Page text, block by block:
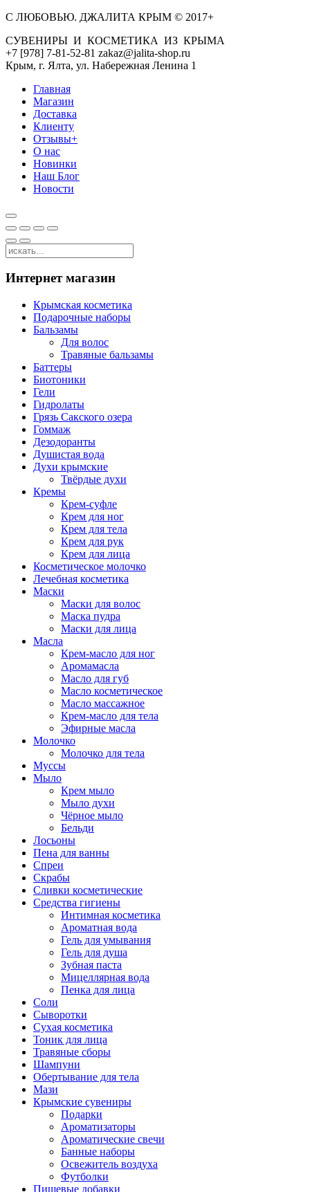
С ЛЮБОВЬЮ. ДЖАЛИТА КРЫМ © 2017+
СУВЕНИРЫ И КОСМЕТИКА ИЗ КРЫМА
+7 [978] 7-81-52-81 zakaz@jalita-shop.ru
Крым, г. Ялта, ул. Набережная Ленина 1
Главная
Магазин
Доставка
Клиенту
Отзывы+
О нас
Новинки
Наш Блог
Новости
Интернет магазин
Крымская косметика
Подарочные наборы
Бальзамы
Для волос
Травяные бальзамы
Баттеры
Биотоники
Гели
Гидролаты
Грязь Сакского озера
Гоммаж
Дезодоранты
Душистая вода
Духи крымские
Твёрдые духи
Кремы
Крем-суфле
Крем для ног
Крем для тела
Крем для рук
Крем для лица
Косметическое молочко
Лечебная косметика
Маски
Маски для волос
Маска пудра
Маски для лица
Масла
Крем-масло для ног
Аромамасла
Масло для губ
Масло косметическое
Масло массажное
Крем-масло для тела
Эфирные масла
Молочко
Молочко для тела
Муссы
Мыло
Крем мыло
Мыло духи
Чёрное мыло
Бельди
Лосьоны
Пена для ванны
Спреи
Скрабы
Сливки косметические
Средства гигиены
Интимная косметика
Ароматная вода
Гель для умывания
Гель для душа
Зубная паста
Мицеллярная вода
Пенка для лица
Соли
Сыворотки
Сухая косметика
Тоник для лица
Травяные сборы
Шампуни
Обертывание для тела
Мази
Крымские сувениры
Подарки
Ароматизаторы
Ароматические свечи
Банные наборы
Освежитель воздуха
Футболки
Пищевые добавки